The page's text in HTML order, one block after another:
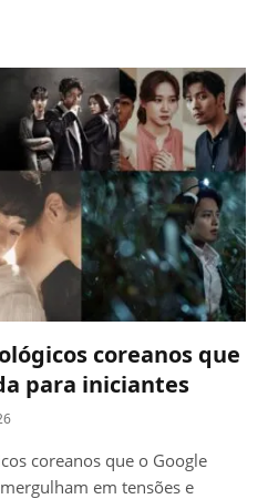
coreanos que
para iniciantes
coreanos que o Google
em tensões e